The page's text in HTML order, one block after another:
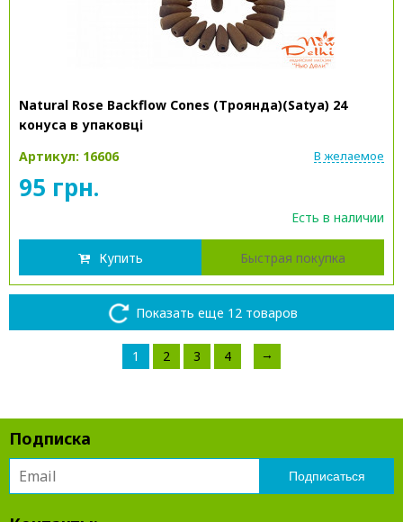
Natural Rose Backflow Cones (Троянда)(Satya) 24
конуса в упаковці
Артикул: 16606
В желаемое
95 грн.
Есть в наличии
Купить Быстрая покупка
Показать еще 12 товаров
1 2 3 4 →
Подписка